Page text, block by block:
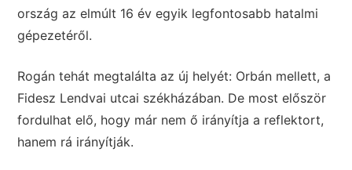
ország az elmúlt 16 év egyik legfontosabb hatalmi
gépezetéről.
Rogán tehát megtalálta az új helyét: Orbán mellett, a
Fidesz Lendvai utcai székházában. De most először
fordulhat elő, hogy már nem ő irányítja a reflektort,
hanem rá irányítják.